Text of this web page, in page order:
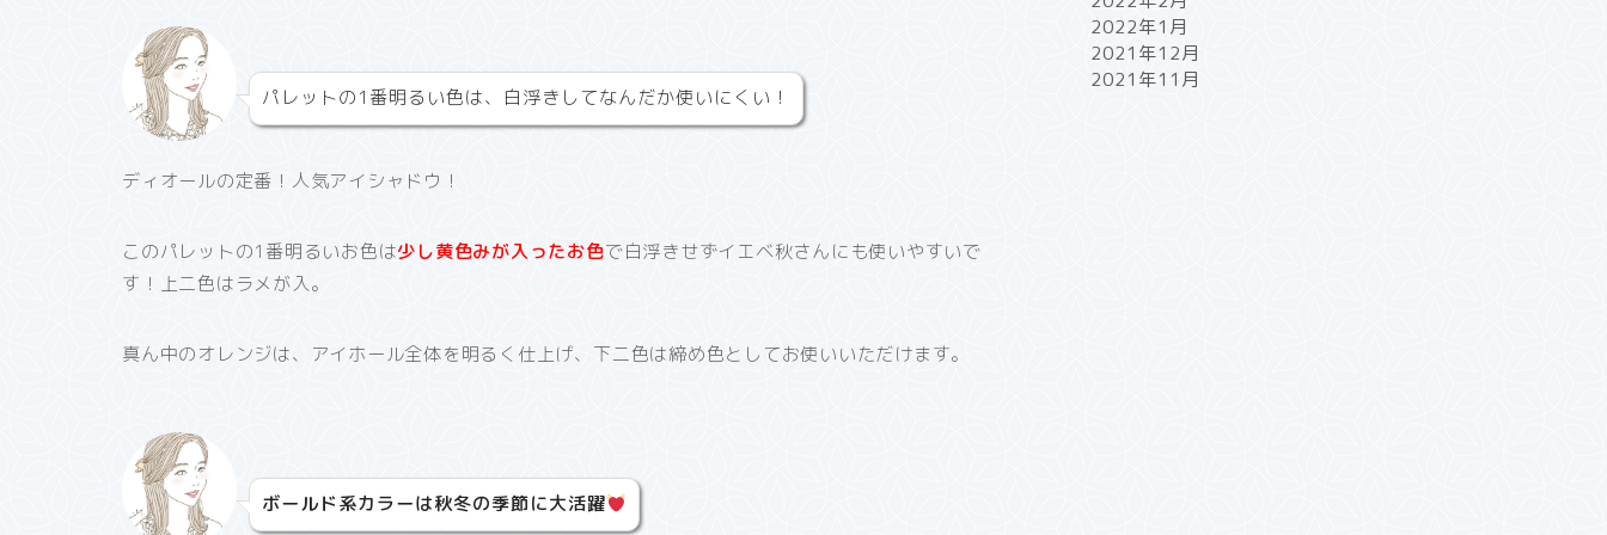
パレットの1番明るい色は、白浮きしてなんだか使いにくい！
ディオールの定番！人気アイシャドウ！
このパレットの1番明るいお色は少し黄色みが入ったお色で白浮きせずイエベ秋さんにも使いやすいで
す！上二色はラメが入。
真ん中のオレンジは、アイホール全体を明るく仕上げ、下二色は締め色としてお使いいただけます。
ボールド系カラーは秋冬の季節に大活躍
2022年1月
2021年12月
2021年11月